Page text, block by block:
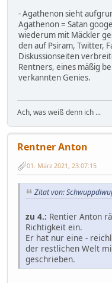
- Agathenon sieht
Agathenon = Satan
wiederum mit Mäckler
den auf Psiram, Twitter,
Diskussionseiten
Rentners, eines mäßig
verkannten Genies.
Ach, was weiß denn ich ...
Rentner Anton
01. März 2021, 23:07:15
Zitat von:
zu 4.: Rentier Anton
Richtigkeit ein.
Er hat nur eine -
der restlichen Welt
geschrieben.